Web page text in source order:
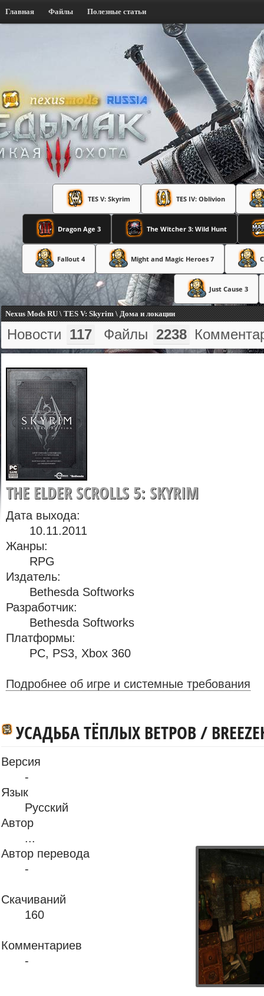
Главная Файлы Полезные статьи
TES V: Skyrim TES IV: Oblivion
Dragon Age 3 The Witcher 3: Wild Hunt
Fallout 4 Might and Magic Heroes 7
Just Cause 3
Nexus Mods RU \ TES V: Skyrim \ Дома и локации
Новости 117 Файлы 2238
THE ELDER SCROLLS 5: SKYRIM
Дата выхода:
10.11.2011
Жанры:
RPG
Издатель:
Bethesda Softworks
Разработчик:
Bethesda Softworks
Платформы:
PC, PS3, Xbox 360
Подробнее об игре и системные требования
УСАДЬБА ТЁПЛЫХ ВЕТРОВ /
Версия
-
Язык
Русский
Автор
...
Автор перевода
-
Скачиваний
160
Комментариев
-